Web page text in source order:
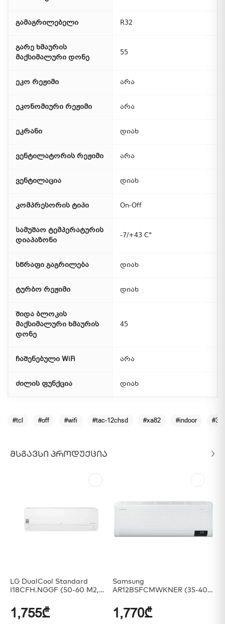
გამაგრილებელი R32
გარე ხმაურის
მაქსიმალური დონე
55
ეკო რეჟიმი არა
ეკონომიური რეჟიმი არა
ეკრანი დიახ
ვენტილატორის რეჟიმი არა
ვენტილაცია დიახ
კომპრესორის ტიპი On-Off
სამუშაო ტემპერატურის
დიაპაზონი
-7/+43 C°
სწრაფი გაგრილება დიახ
ტურბო რეჟიმი დიახ
შიდა ბლოკის
მაქსიმალური ხმაურის
დონე
45
ჩაშენებული WiFi არა
ძილის ფუნქცია დიახ
#tcl #off #wifi #tac-12chsd #xa82 #indoor
ᲛᲡᲒᲐᲕᲡᲘ ᲞᲠᲝᲓᲣᲥᲪᲘᲐ
LG DualCool Standard
I18CFH.NGGF (50-60 M2,
1,755₾
Samsung
AR12BSFCMWKNER (35-40
Indoor
1,770₾